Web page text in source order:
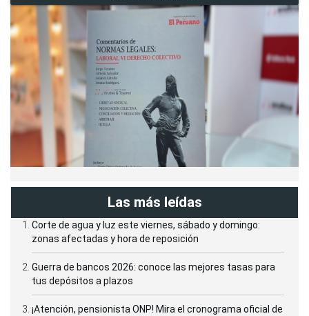
Las más leídas
Corte de agua y luz este viernes, sábado y domingo:
zonas afectadas y hora de reposición
Guerra de bancos 2026: conoce las mejores tasas para
tus depósitos a plazos
¡Atención, pensionista ONP! Mira el cronograma oficial de